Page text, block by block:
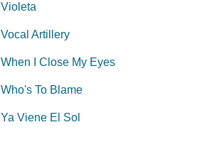
Violeta
Vocal Artillery
When I Close My Eyes
Who's To Blame
Ya Viene El Sol